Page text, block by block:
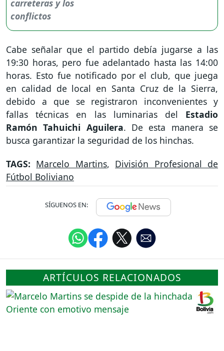
Cabe señalar que el partido debía jugarse a las
19:30 horas, pero fue adelantado hasta las 14:00
horas. Esto fue notificado por el club, que juega
en calidad de local en Santa Cruz de la Sierra,
debido a que se registraron inconvenientes y
fallas técnicas en las luminarias del Estadio
Ramón Tahuichi Aguilera. De esta manera se
busca garantizar la seguridad de los hinchas.
TAGS: Marcelo Martins, División Profesional de
Fútbol Boliviano
SÍGUENOS EN:
ARTÍCULOS RELACIONADOS